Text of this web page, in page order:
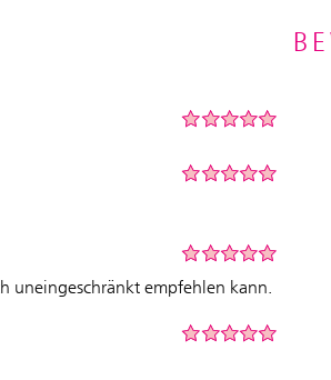
uneingeschränkt empfehlen kann.